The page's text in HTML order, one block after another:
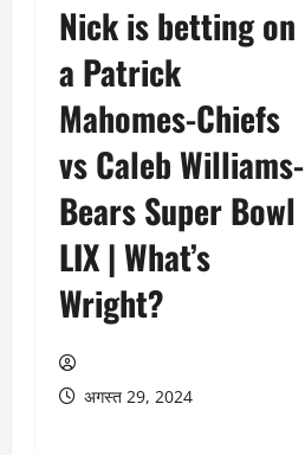
Nick is betting on
a Patrick
Mahomes-Chiefs
vs Caleb Williams-
Bears Super Bowl
LIX | What’s
Wright?
अगस्त 29, 2024